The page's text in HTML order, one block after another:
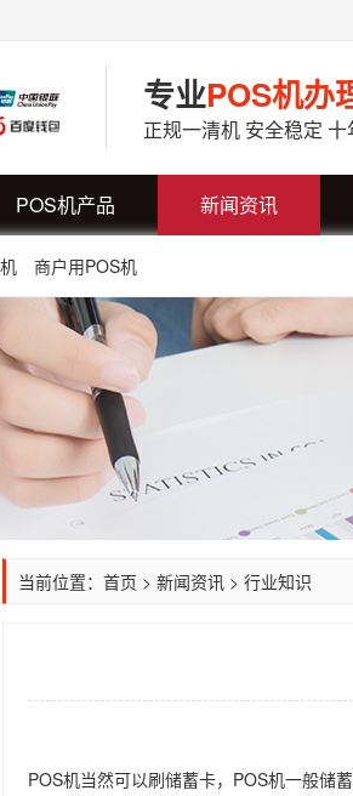
专业POS机办
正规一清机 安全稳定 十
POS机产品 新闻资讯
商户用POS机
当前位置： 首页 > 新闻资讯 > 行业知识
POS机当然可以刷储蓄卡，POS机一般储